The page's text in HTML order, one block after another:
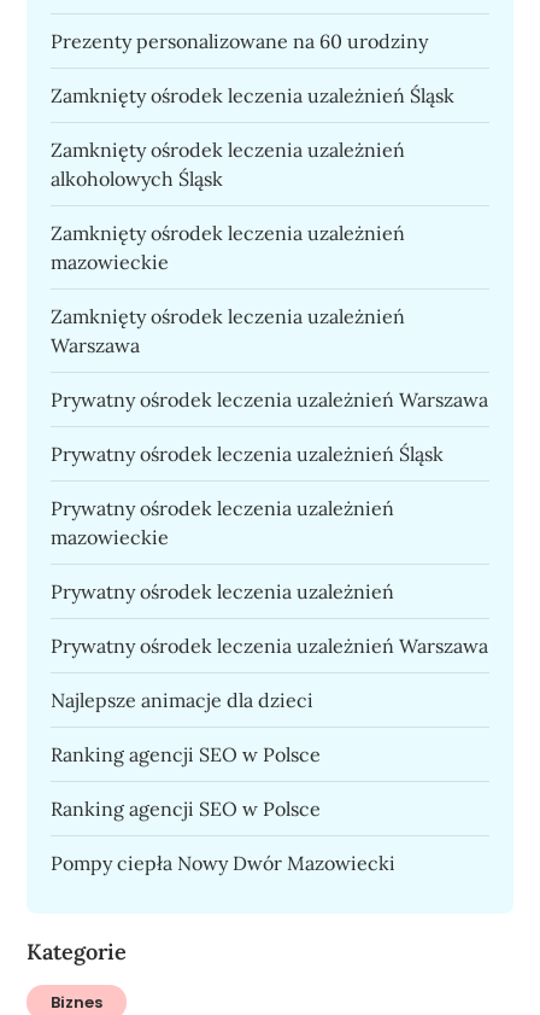
Prezenty personalizowane na 60 urodziny
Zamknięty ośrodek leczenia uzależnień Śląsk
Zamknięty ośrodek leczenia uzależnień
alkoholowych Śląsk
Zamknięty ośrodek leczenia uzależnień
mazowieckie
Zamknięty ośrodek leczenia uzależnień
Warszawa
Prywatny ośrodek leczenia uzależnień Warszawa
Prywatny ośrodek leczenia uzależnień Śląsk
Prywatny ośrodek leczenia uzależnień
mazowieckie
Prywatny ośrodek leczenia uzależnień
Prywatny ośrodek leczenia uzależnień Warszawa
Najlepsze animacje dla dzieci
Ranking agencji SEO w Polsce
Ranking agencji SEO w Polsce
Pompy ciepła Nowy Dwór Mazowiecki
Kategorie
Biznes